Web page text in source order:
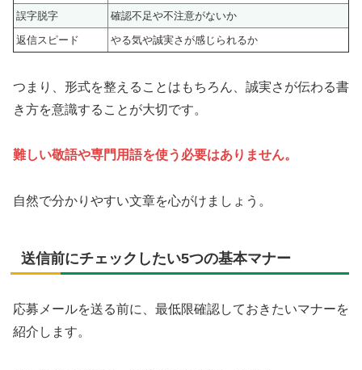
誤字脱字
確認不足や不注意がないか
返信スピード
やる気や誠実さが感じられるか
つまり、形式を整えることはもちろん、誠実さが伝わる書
き方を意識することが大切です。
難しい敬語や専門用語を使う必要はありません。
自然で分かりやすい文章を心がけましょう。
送信前にチェックしたい5つの基本マナー
応募メールを送る前に、最低限確認しておきたいマナーを
紹介します。